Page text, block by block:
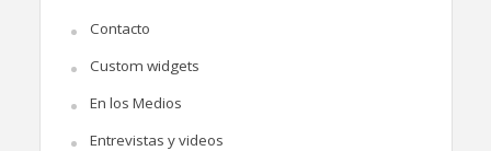
Contacto
Custom widgets
En los Medios
Entrevistas y videos